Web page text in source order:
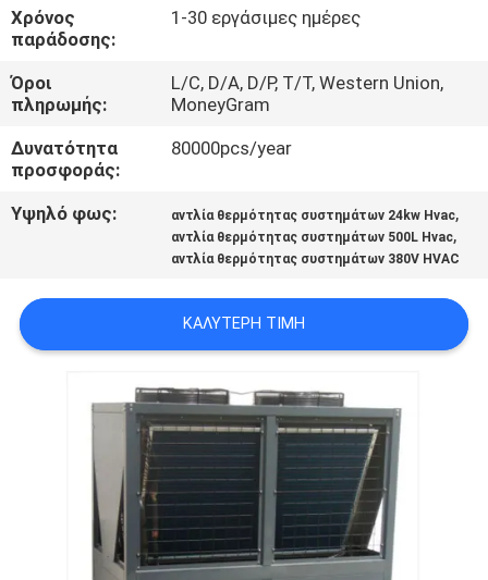
ΕΙΔΉΣΕΙΣ
ΥΠΟΘΈΣΕΙΣ
ΖΗΤΉΣΤΕ
ΠΡΟΣΦΟΡΆ
ΠΟΛΙΤΙΚΉ
ΑΠΟΡΡΉΤΟΥ
Χρόνος
παράδοσης:
1-30 εργάσιμες ημέρες
Όροι
πληρωμής:
L/C, D/A, D/P, T/T, Western Union,
MoneyGram
Δυνατότητα
προσφοράς:
80000pcs/year
Υψηλό φως: αντλία θερμότητας συστημάτων 24kw Hvac,
αντλία θερμότητας συστημάτων 500L Hvac,
αντλία θερμότητας συστημάτων 380V HVAC
ΚΑΛΎΤΕΡΗ ΤΙΜΉ